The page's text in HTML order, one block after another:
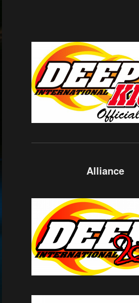
Alliance